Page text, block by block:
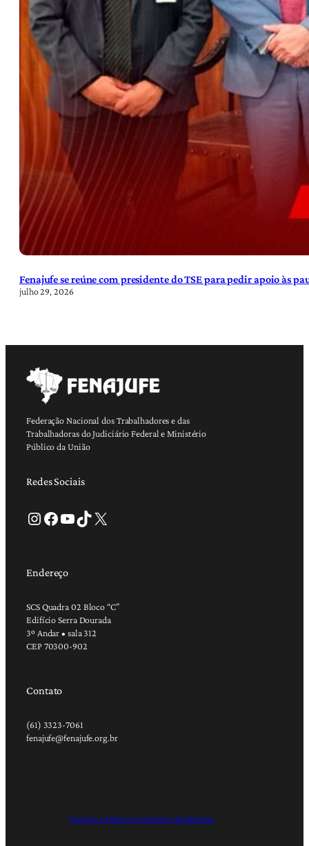
Fenajufe se reúne com presidente do TSE para pedir apoio às
julho 29, 2026
Federação Nacional dos Trabalhadores e das
Trabalhadoras do Judiciário Federal e Ministério
Público da União
Redes Sociais
Instagram Facebook Youtube TikTok X
Endereço
SCS Quadra 02 Bloco “C”
Edifício Serra Dourada
3º Andar • sala 312
CEP 70300-902
Contato
(61) 3323-7061
fenajufe@fenajufe.org.br
Criação e Desenvolvimento: RapDesign